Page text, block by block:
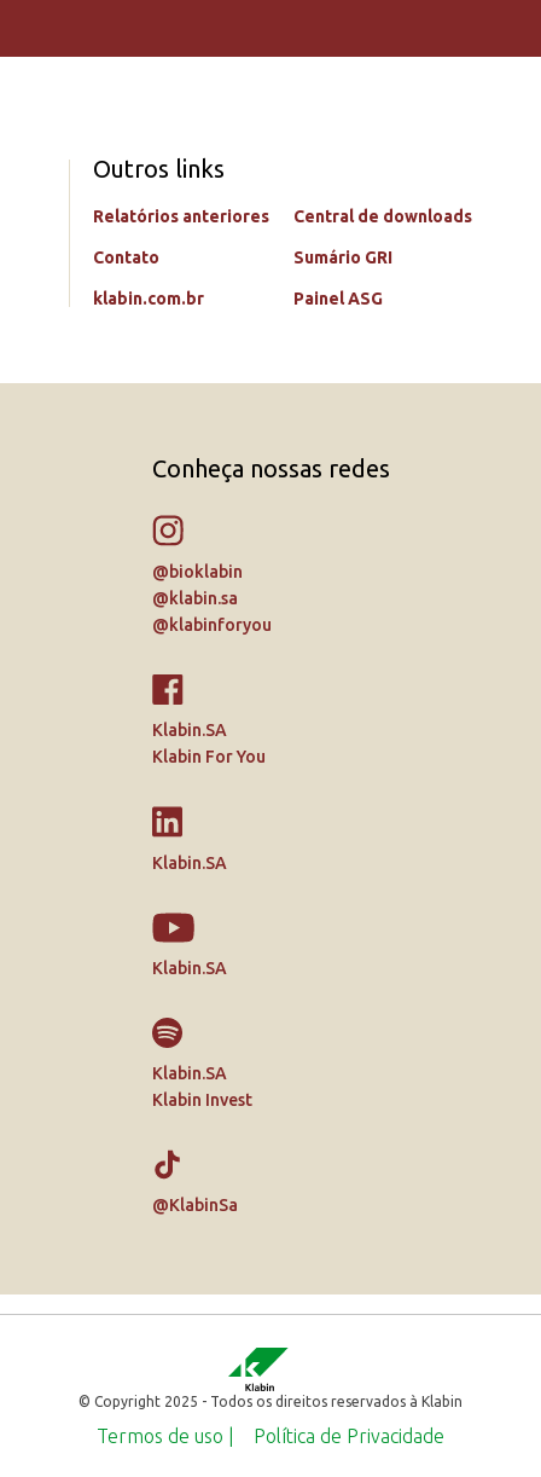
Outros links
Relatórios anteriores
Contato
klabin.com.br
Central de downloads
Sumário GRI
Painel ASG
Conheça nossas redes
@bioklabin
@klabin.sa
@klabinforyou
Klabin.SA
Klabin For You
Klabin.SA
Klabin.SA
Klabin.SA
Klabin Invest
@KlabinSa
© Copyright 2025 - Todos os direitos reservados à Klabin
Termos de uso | Política de Privacidade